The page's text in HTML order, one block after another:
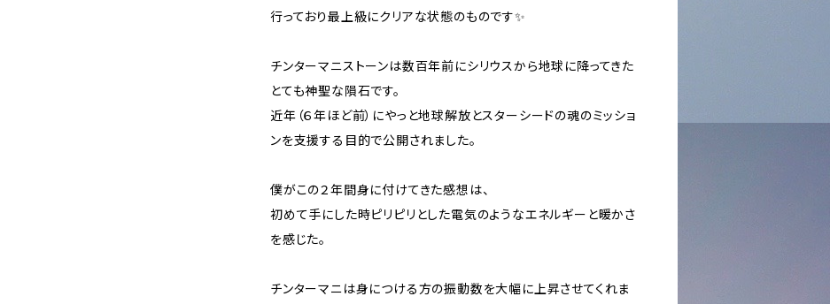
行っており最上級にクリアな状態のものです✨
チンターマニストーンは数百年前にシリウスから地球に降ってきた
とても神聖な隕石です。
近年（６年ほど前）にやっと地球解放とスターシードの魂のミッショ
ンを支援する目的で公開されました。
僕がこの２年間身に付けてきた感想は、
初めて手にした時ピリピリとした電気のようなエネルギーと暖かさ
を感じた。
チンターマニは身につける方の振動数を大幅に上昇させてくれま